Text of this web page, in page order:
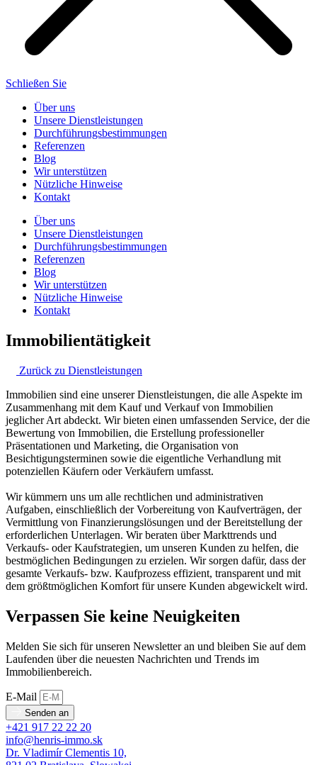
Schließen Sie
Über uns
Unsere Dienstleistungen
Durchführungsbestimmungen
Referenzen
Blog
Wir unterstützen
Nützliche Hinweise
Kontakt
Über uns
Unsere Dienstleistungen
Durchführungsbestimmungen
Referenzen
Blog
Wir unterstützen
Nützliche Hinweise
Kontakt
Immobilientätigkeit
Zurück zu Dienstleistungen
Immobilien sind eine unserer Dienstleistungen, die alle Aspekte im
Zusammenhang mit dem Kauf und Verkauf von Immobilien
jeglicher Art abdeckt. Wir bieten einen umfassenden Service, der die
Bewertung von Immobilien, die Erstellung professioneller
Präsentationen und Marketing, die Organisation von
Besichtigungsterminen sowie die eigentliche Verhandlung mit
potenziellen Käufern oder Verkäufern umfasst.
Wir kümmern uns um alle rechtlichen und administrativen
Aufgaben, einschließlich der Vorbereitung von Kaufverträgen, der
Vermittlung von Finanzierungslösungen und der Bereitstellung der
erforderlichen Unterlagen. Wir beraten über Markttrends und
Verkaufs- oder Kaufstrategien, um unseren Kunden zu helfen, die
bestmöglichen Bedingungen zu erzielen. Wir sorgen dafür, dass der
gesamte Verkaufs- bzw. Kaufprozess effizient, transparent und mit
dem größtmöglichen Komfort für unsere Kunden abgewickelt wird.
Verpassen Sie keine Neuigkeiten
Melden Sie sich für unseren Newsletter an und bleiben Sie auf dem
Laufenden über die neuesten Nachrichten und Trends im
Immobilienbereich.
E-Mail
Senden an
+421 917 22 22 20
info@henris-immo.sk
Dr. Vladimír Clementis 10,